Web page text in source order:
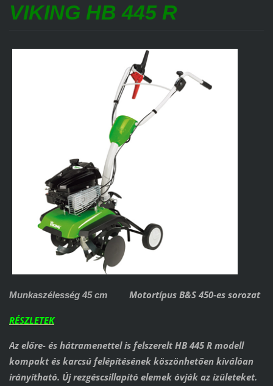
VIKING HB 445 R
Munkaszélesség 45 cm Motortípus B&S 450-es sorozat
RÉSZLETEK
Az előre- és hátramenettel is felszerelt HB 445 R modell
kompakt és karcsú felépítésének köszönhetően kiválóan
irányítható. Új rezgéscsillapító elemek óvják az ízületeket.